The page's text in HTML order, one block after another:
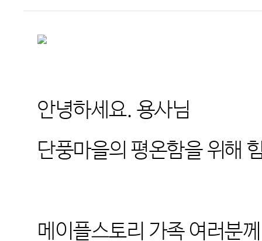
안녕하세요. 용사님
단풍마을의 평온함을 위해
메이플스토리 가족 여러분